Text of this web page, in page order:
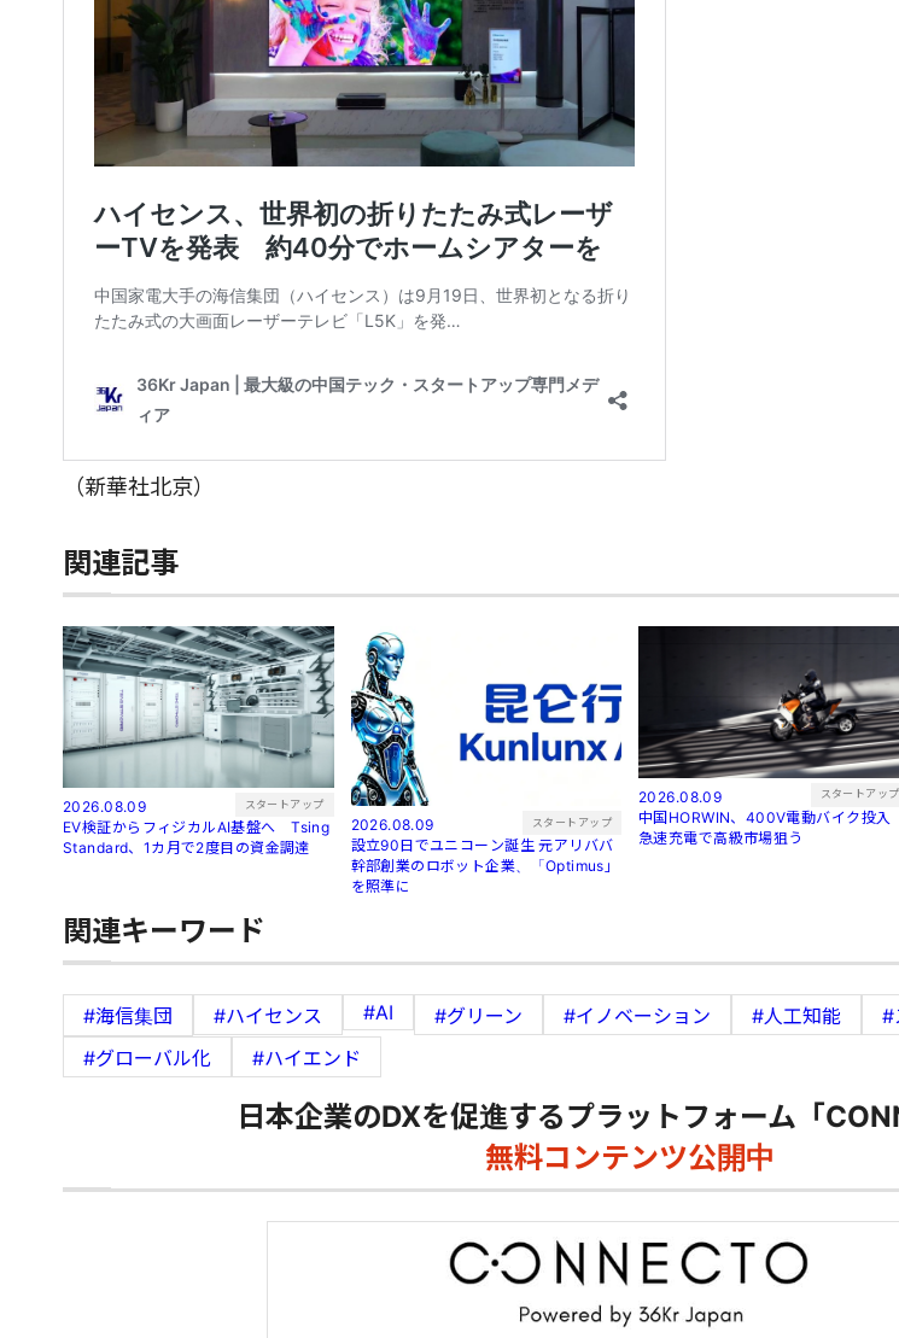
（新華社北京）
関連記事
2026.08.09 スタートアップ
EV検証からフィジカルAI基盤へ Tsing
Standard、1カ月で2度目の資金調達
2026.08.09 スタートアップ
設立90日でユニコーン誕生 元アリババ
幹部創業のロボット企業、「Optimus」
を照準に
2026.08.09 スタートアップ
中国HORWIN、400V電動バイク投入
急速充電で高級市場狙う
関連キーワード
#海信集団 #ハイセンス #AI #グリーン #イノベーション #人工知能 #
#グローバル化
#ハイエンド
日本企業のDXを促進するプラットフォーム「
無料コンテンツ公開中